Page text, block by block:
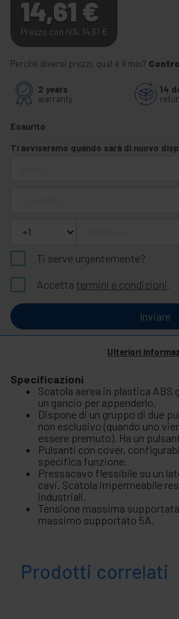
14,61 €
Prezzo con IVA: 14,61 €
Perché diversi prezzi, qual è il mio?
2 years
warranty
14
Esaurito
Ti avviseremo quando sarà di nuovo
Ti serve urgentemente?
Accetta termini e condizioni.
Inviare
Ulteriori
Specificazioni
Scatola aerea in plastica ABS
un gancio per appenderlo.
Dispone di un gruppo di due
non esclusivo (quando uno
essere premuto). Ha un
Pulsanti con cover,
specifica funzione.
Pressacavo flessibile su un
cavi. Scatola impermeabile
industriali.
Tensione massima
massimo supportato 5A.
Prodotti correlati